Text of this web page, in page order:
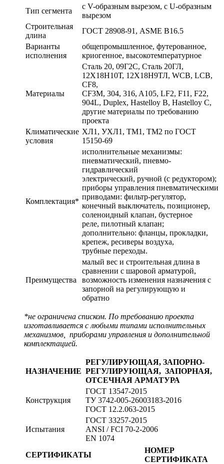
Тип сегмента
с V-образным вырезом, с U-образным
вырезом
Строительная
длина
ГОСТ 28908-91, ASME B16.5
Варианты
исполнения
общепромышленное, футерованное,
криогенное, высокотемпературное
Материалы
Сталь 20, 09Г2С, Сталь 20ГЛ,
12Х18Н10Т, 12Х18Н9ТЛ, WCB, LCB,
CF8,
CF3M, 304, 316, A105, LF2, F11, F22,
904L, Duplex, Hastelloy В, Hastelloy С,
другие материалы по требованию
проекта
Климатические
условия
ХЛ1, УХЛ1, ТМ1, ТМ2 по ГОСТ
15150-69
Комплектация*
исполнительные механизмы:
пневматический, пневмо-
гидравлический
электрический, ручной (с редуктором);
приборы управления пневматическими
приводами: фильтр-регулятор,
конечный выключатель, позиционер,
соленоидный клапан, бустерное
реле, пилотный клапан;
дополнительно: фланцы, прокладки,
крепеж, ресиверы воздуха,
трубные переходы.
Преимущества
малый вес и строительная длина в
сравнении с шаровой арматурой,
возможность изменения назначения с
запорной на регулирующую и
обратно
*не ограничена списком. По требованию проекта
изготавливается с любыми типами исполнительных
механизмов, приборами управления и дополнительной
комплектацией.
НАЗНАЧЕНИЕ
РЕГУЛИРУЮЩАЯ, ЗАПОРНО-
РЕГУЛИРУЮЩАЯ, ЗАПОРНАЯ,
ОТСЕЧНАЯ АРМАТУРА
Конструкция
ГОСТ 13547-2015
ТУ 3742-005-26003183-2016
ГОСТ 12.2.063-2015
Испытания
ГОСТ 33257-2015
ANSI / FCI 70-2-2006
EN 1074
СЕРТИФИКАТЫ
НОМЕР
СЕРТИФИКАТА